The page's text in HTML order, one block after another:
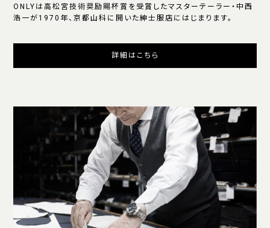
ONLYは高松宮技術奨励賜杯賞を受賞したマスターテーラー・中西
浩一が1970年、京都山科に開いた紳士服店にはじまります。
詳細はこちら